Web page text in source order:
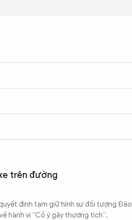
trên đường
định tạm giữ hình sự đối tượng Đào
hành vi “Cố ý gây thương tích”.